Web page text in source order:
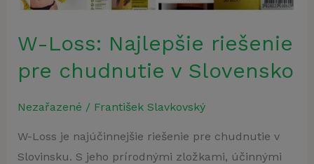
W-Loss: Najlepšie riešenie
pre chudnutie v Slovensko
Nezařazené / František Slavkovský
W-Loss je najúčinnejšie riešenie pre chudnutie v
Slovinsku. S jeho prírodnými zložkami, účinnými